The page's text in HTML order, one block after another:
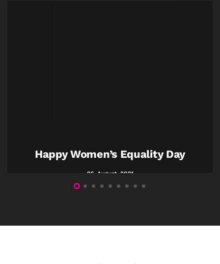
Happy Women’s Equality Day
26. August. 2021